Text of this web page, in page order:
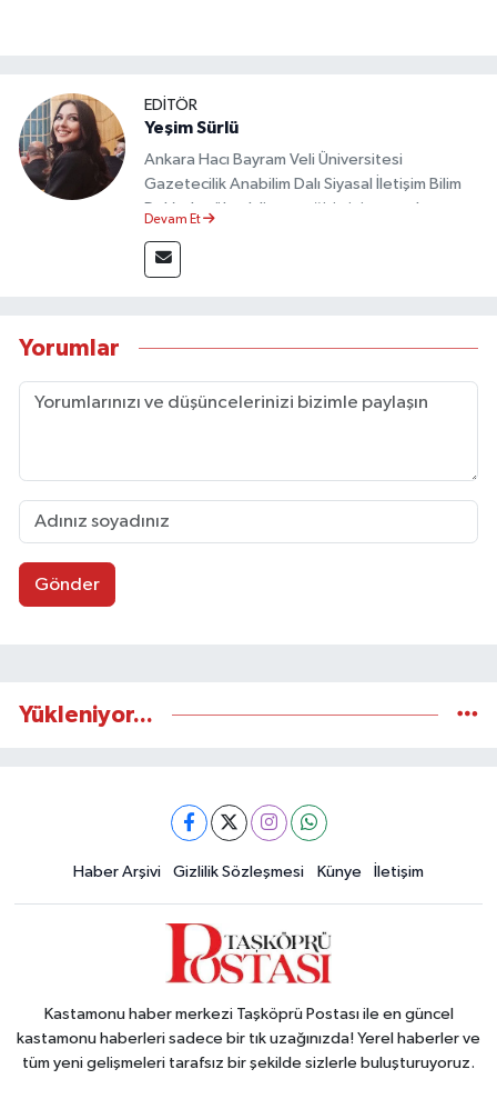
EDİTÖR
Yeşim Sürlü
Ankara Hacı Bayram Veli Üniversitesi
Gazetecilik Anabilim Dalı Siyasal İletişim Bilim
Dalı’nda yüksek lisans eğitimini tamamlamıştır.
akademik çalışmalar gerçekleştirmiştir.
Taşköprü Postası internet haber sitesinde
Devam Et
Yorumlar
Gönder
Yükleniyor...
Haber Arşivi Gizlilik Sözleşmesi Künye İletişim
Kastamonu haber merkezi Taşköprü Postası ile en güncel
kastamonu haberleri sadece bir tık uzağınızda! Yerel haberler ve
tüm yeni gelişmeleri tarafsız bir şekilde sizlerle buluşturuyoruz.